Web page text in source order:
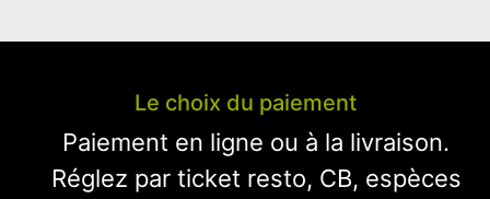
Le choix du paiement
Paiement en ligne ou à la livraison.
Réglez par ticket resto, CB, espèces